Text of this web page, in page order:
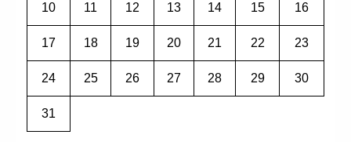
10 11 12 13 14 15 16
17 18 19 20 21 22 23
24 25 26 27 28 29 30
31